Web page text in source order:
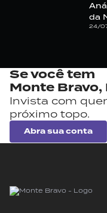
da
24/
Se você tem
Monte Bravo,
Invista com
próximo topo.
Abra sua conta